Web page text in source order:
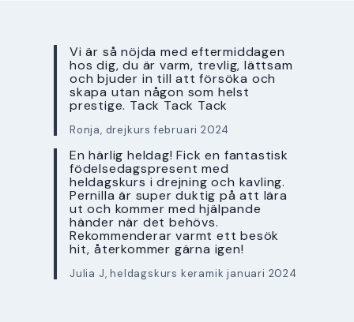
Vi är så nöjda med eftermiddagen
hos dig, du är varm, trevlig, lättsam
och bjuder in till att försöka och
skapa utan någon som helst
prestige. Tack Tack Tack
Ronja, drejkurs februari 2024
En härlig heldag! Fick en fantastisk
födelsedagspresent med
heldagskurs i drejning och kavling.
Pernilla är super duktig på att lära
ut och kommer med hjälpande
händer när det behövs.
Rekommenderar varmt ett besök
hit, återkommer gärna igen!
Julia J, heldagskurs keramik januari 2024